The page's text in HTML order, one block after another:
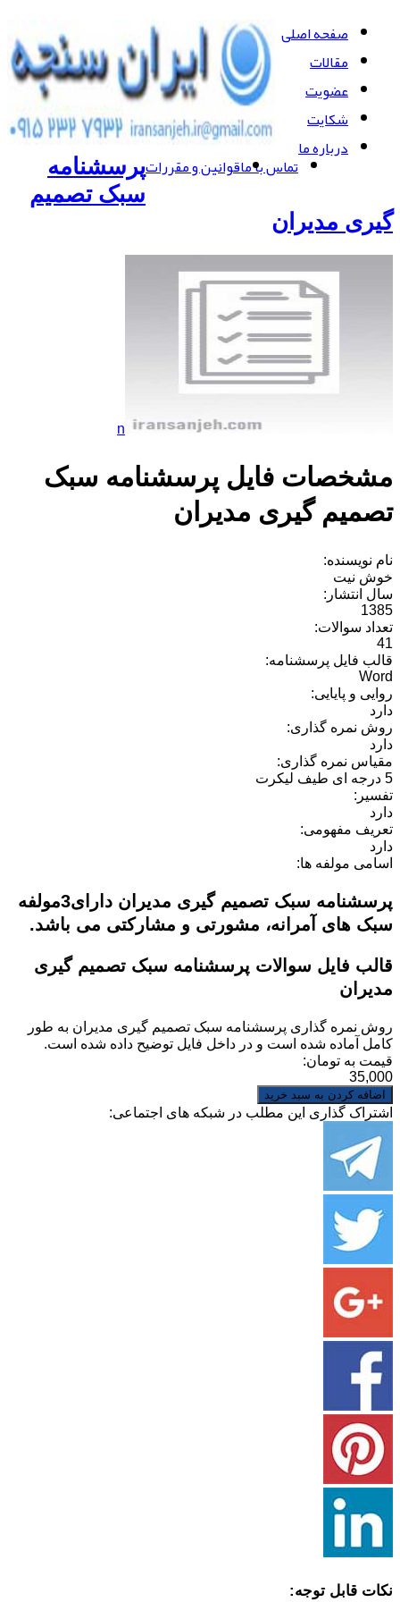
صفحه اصلی
مقالات
عضویت
شکایت
درباره ما
تماس با ماقوانین و مقرراتپرسشنامه
سبک تصمیم
گیری مدیران
n
مشخصات فایل پرسشنامه سبک
تصمیم گیری مدیران
نام نویسنده:
خوش نیت
سال انتشار:
1385
تعداد سوالات:
41
قالب فایل پرسشنامه:
Word
روایی و پایایی:
دارد
روش نمره گذاری:
دارد
مقیاس نمره گذاری:
5 درجه ای طیف لیکرت
تفسیر:
دارد
تعریف مفهومی:
دارد
اسامی مولفه ها:
پرسشنامه سبک تصمیم گیری مدیران دارای3مولفه
سبک های آمرانه، مشورتی و مشارکتی می باشد.
قالب فایل سوالات پرسشنامه سبک تصمیم گیری
مدیران
روش نمره گذاری پرسشنامه سبک تصمیم گیری مدیران به طور
کامل آماده شده است و در داخل فایل توضیح داده شده است.
قیمت به تومان:
35,000
اشتراک گذاری این مطلب در شبکه های اجتماعی:
نکات قابل توجه: